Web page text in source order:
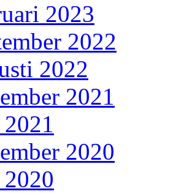
2023
2022
2022
2021
2020